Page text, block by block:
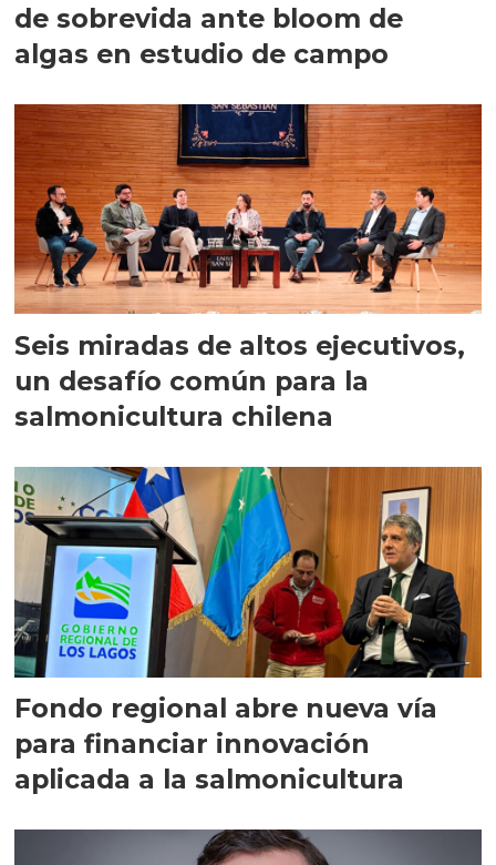
de sobrevida ante bloom de
algas en estudio de campo
Seis miradas de altos ejecutivos,
un desafío común para la
salmonicultura chilena
Fondo regional abre nueva vía
para financiar innovación
aplicada a la salmonicultura